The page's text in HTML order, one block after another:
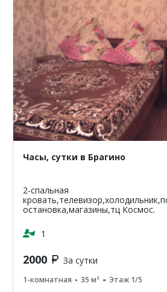
Часы, сутки в Брагино
2-спальная
остановка,магазины,тц Космос.
1
2000 За сутки
1-комнатная 35 м² Этаж 1/5